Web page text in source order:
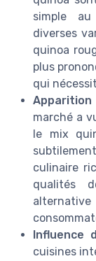
simple
diverses
quinoa
plus
qui
marché a
le mix
culinaire
qualités
Influence
cuisines